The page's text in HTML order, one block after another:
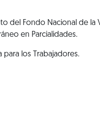
del Fondo Nacional de
en Parcialidades.
los Trabajadores.